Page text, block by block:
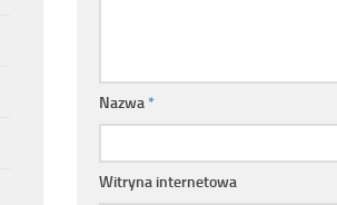
Nazwa*
Witryna internetowa